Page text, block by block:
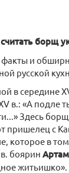
борщ
и
русской
в середине
«А подле
Здесь
с
в том
боярин